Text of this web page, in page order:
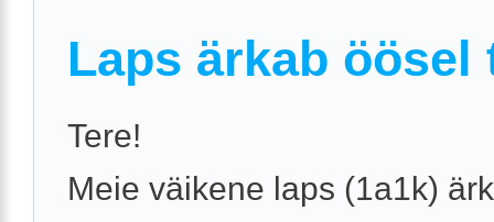
Laps ärkab öösel
Tere!
Meie väikene laps (1a1k)